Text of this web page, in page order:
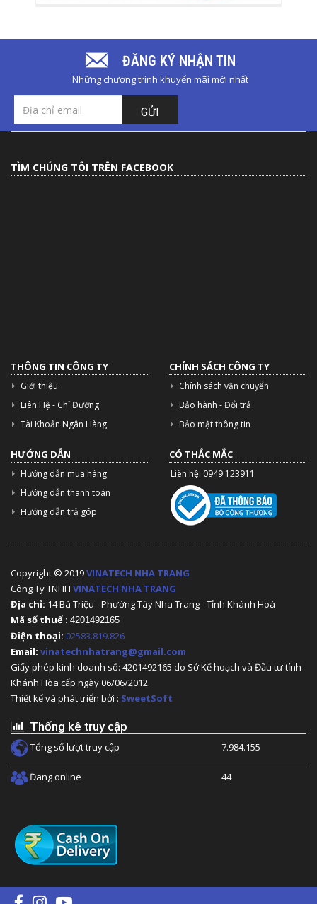
ĐĂNG KÝ NHẬN TIN
Những chương trình khuyến mãi mới nhất
GỬI
TÌM CHÚNG TÔI TRÊN FACEBOOK
THÔNG TIN CÔNG TY
Giới thiệu
Liên Hệ - Chỉ Đường
Tài Khoản Ngân Hàng
CHÍNH SÁCH CÔNG TY
Chính sách vận chuyển
Bảo hành - Đổi trả
Bảo mật thông tin
HƯỚNG DẪN
Hướng dẫn mua hàng
Hướng dẫn thanh toán
Hướng dẫn trả góp
CÓ THẮC MẮC
Liên hệ: 0949.123911
Copyright © 2019VINATECH NHA TRANG
Công Ty TNHH VINATECH NHA TRANG
Địa chỉ: 14 Bà Triệu - Phường Tây Nha Trang - Tỉnh Khánh Hoà
Mã số thuế : 4201492165
Điện thoại: 02583.819.826
Email: vinatechnhatrang@gmail.com
Giấy phép kinh doanh số: 4201492165 do Sở Kế hoạch và Đầu tư tỉnh
Khánh Hòa cấp ngày 06/06/2012
Thiết kế và phát triển bởi : SweetSoft
Thống kê truy cập
Tổng số lượt truy cập 7.984.155
Đang online 44